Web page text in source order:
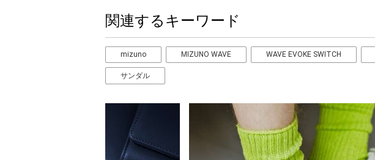
関連するキーワード
mizuno MIZUNO WAVE WAVE EVOKE SWITCH
サンダル